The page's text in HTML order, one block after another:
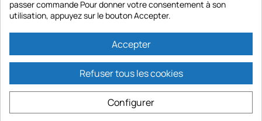
passer commande Pour donner votre consentement à son
utilisation, appuyez sur le bouton Accepter.
Accepter
Refuser tous les cookies
Configurer